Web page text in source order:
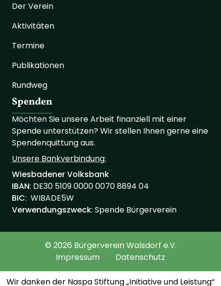
Der Verein
Aktivitäten
Termine
Publikationen
Rundweg
Spenden
Möchten Sie unsere Arbeit finanziell mit einer
Spende unterstützen? Wir stellen Ihnen gerne eine
Spendenquittung aus.
Unsere Bankverbindung:
Wiesbadener Volksbank
IBAN: ‍‍DE30 ‍5109 ‍0000 ‍0070 ‍8894 ‍04
BIC: WIBADE5W
Verwendungszweck: Spende Bürgerverein
© 2026 Bürgerverein Walsdorf e.V.
Impressum
Datenschutz
Wir danken der Naspa Stiftung „Initiative und Leistung“